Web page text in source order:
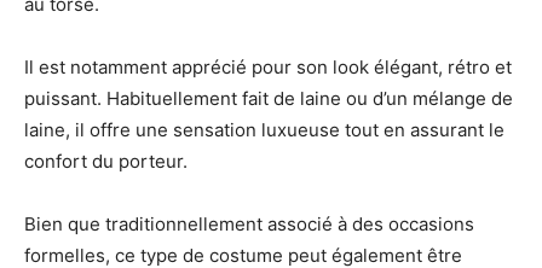
Il est notamment apprécié pour son look élégant, rétro et
puissant. Habituellement fait de laine ou d’un mélange de
laine, il offre une sensation luxueuse tout en assurant le
confort du porteur.
Bien que traditionnellement associé à des occasions
formelles, ce type de costume peut également être